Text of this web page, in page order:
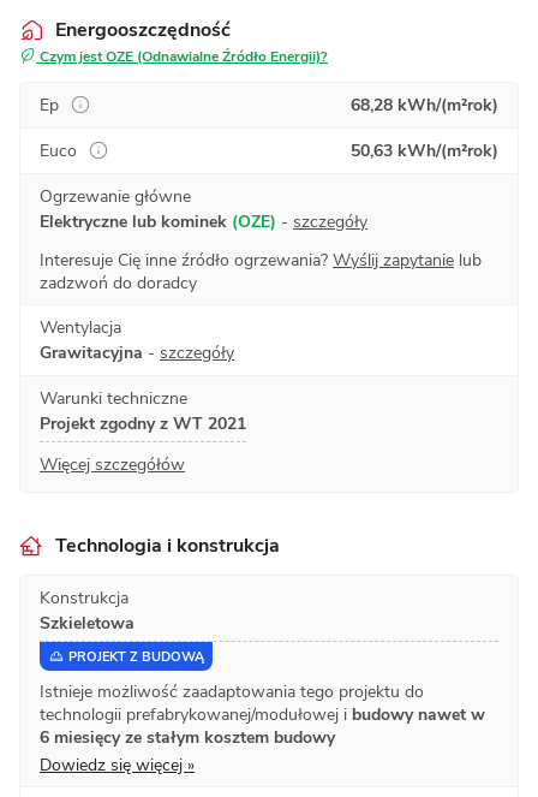
Energooszczędność
Czym jest OZE (Odnawialne Źródło Energii)?
Ep
68,28 kWh/(m²rok)
Euco
50,63 kWh/(m²rok)
Ogrzewanie główne
Elektryczne lub kominek (OZE) - szczegóły
Interesuje Cię inne źródło ogrzewania? Wyślij zapytanie lub
zadzwoń do doradcy
Wentylacja
Grawitacyjna - szczegóły
Warunki techniczne
Projekt zgodny z WT 2021
Więcej szczegółów
Technologia i konstrukcja
Konstrukcja
Szkieletowa
PROJEKT Z BUDOWĄ
Istnieje możliwość zaadaptowania tego projektu do
technologii prefabrykowanej/modułowej i budowy nawet w
6 miesięcy ze stałym kosztem budowy
Dowiedz się więcej »